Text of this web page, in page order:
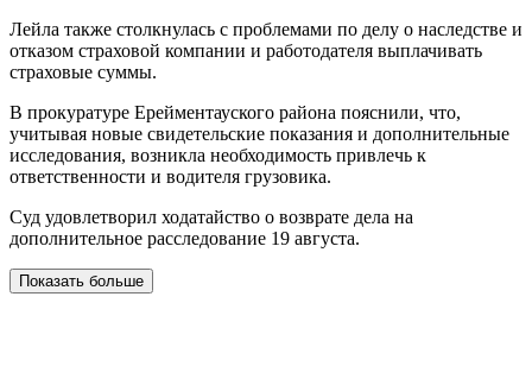
Лейла также столкнулась с проблемами по делу о наследстве и
отказом страховой компании и работодателя выплачивать
страховые суммы.
В прокуратуре Ерейментауского района пояснили, что,
учитывая новые свидетельские показания и дополнительные
исследования, возникла необходимость привлечь к
ответственности и водителя грузовика.
Суд удовлетворил ходатайство о возврате дела на
дополнительное расследование 19 августа.
Показать больше